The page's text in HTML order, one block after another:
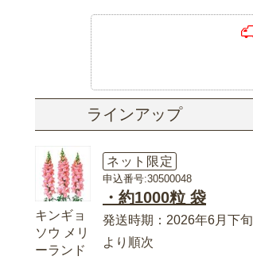
ラインアップ
キンギョ
ソウ メリ
ーランド
ネット限定
申込番号:30500048
・約1000粒 袋
発送時期：2026年6月下旬
より順次